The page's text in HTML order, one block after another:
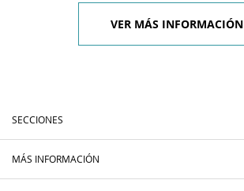
VER MÁS INFORMACIÓN
SECCIONES
MÁS INFORMACIÓN